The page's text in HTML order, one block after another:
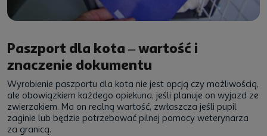
Paszport dla kota – wartość i
znaczenie dokumentu
Wyrobienie paszportu dla kota nie jest opcją czy możliwością,
ale obowiązkiem każdego opiekuna, jeśli planuje on wyjazd ze
zwierzakiem. Ma on realną wartość, zwłaszcza jeśli pupil
zaginie lub będzie potrzebować pilnej pomocy weterynarza
za granicą.